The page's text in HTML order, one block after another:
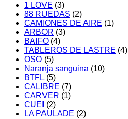
1 LOVE (3)
88 RUEDAS (2)
CAMIONES DE AIRE (1)
ARBOR (3)
BAIFO (4)
TABLEROS DE LASTRE (4)
OSO (5)
Naranja sanguina (10)
BTFL (5)
CALIBRE (7)
CARVER (1)
CUEI (2)
LA PAULADE (2)